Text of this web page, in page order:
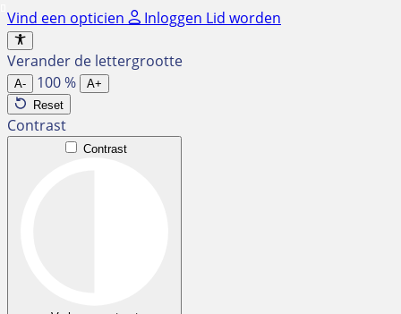
Ga
naar
de
inhoud
Vind een opticien Inloggen Lid worden
Verander de lettergrootte
A- 100%
A+
Reset
Contrast
Contrast